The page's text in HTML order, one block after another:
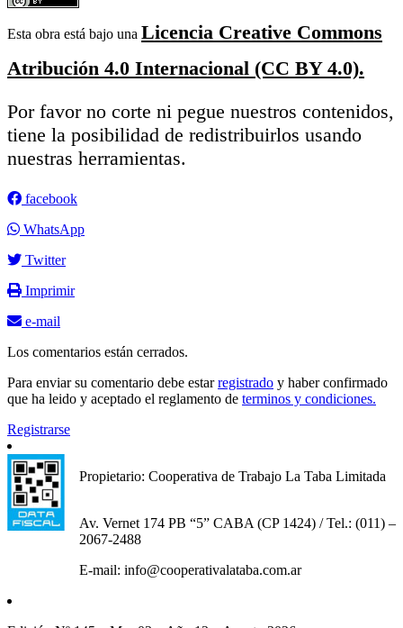
Esta obra está bajo una Licencia Creative Commons
Atribución 4.0 Internacional (CC BY 4.0).
Por favor no corte ni pegue nuestros contenidos,
tiene la posibilidad de redistribuirlos usando
nuestras herramientas.
facebook
WhatsApp
Twitter
Imprimir
e-mail
Los comentarios están cerrados.
Para enviar su comentario debe estarregistrado y haber confirmado
que ha leido y aceptado el reglamento de terminos y condiciones.
Registrarse
Propietario: Cooperativa de Trabajo La Taba Limitada
Av. Vernet 174 PB “5” CABA (CP 1424) / Tel.: (011) –
2067-2488
E-mail: info@cooperativalataba.com.ar